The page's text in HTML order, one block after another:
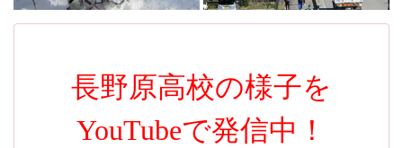
長野原高校の様子を
YouTubeで発信中！